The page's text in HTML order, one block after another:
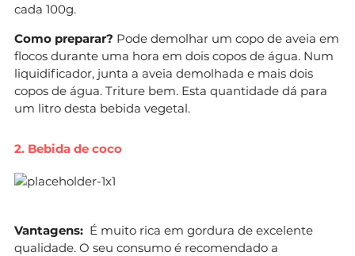
cada 100g.
Como preparar? Pode demolhar um copo de aveia em
flocos durante uma hora em dois copos de água. Num
liquidificador, junta a aveia demolhada e mais dois
copos de água. Triture bem. Esta quantidade dá para
um litro desta bebida vegetal.
2. Bebida de coco
Vantagens: É muito rica em gordura de excelente
qualidade. O seu consumo é recomendado a